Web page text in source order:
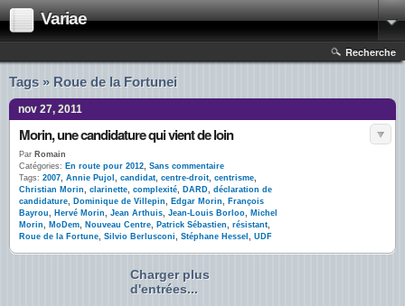
Variae
Recherche
Tags » Roue de la Fortunei
nov 27, 2011
Morin, une candidature qui vient de loin
Par Romain
Catégories: En route pour 2012, Sans commentaire
Tags: 2007, Annie Pujol , candidat, centre-droit, centrisme,
Christian Morin, clarinette, complexité, DARD, déclaration de
candidature, Dominique de Villepin, Edgar Morin, François
Bayrou, Hervé Morin, Jean Arthuis, Jean-Louis Borloo, Michel
Morin, MoDem, Nouveau Centre, Patrick Sébastien, résistant,
Roue de la Fortune, Silvio Berlusconi, Stéphane Hessel , UDF
Charger plus
d'entrées...